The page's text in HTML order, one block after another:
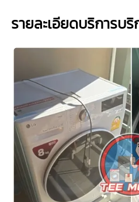
รายละเอียดบริการบ